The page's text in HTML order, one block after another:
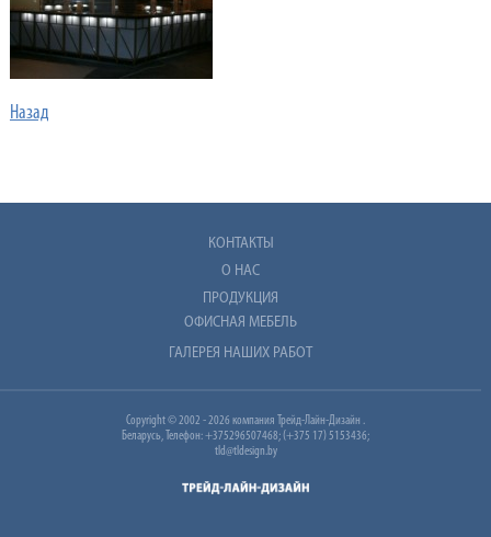
Назад
КОНТАКТЫ
О НАС
ПРОДУКЦИЯ
ОФИСНАЯ МЕБЕЛЬ
ГАЛЕРЕЯ НАШИХ РАБОТ
Copyright © 2002 - 2026 компания Трейд-Лайн-Дизайн .
Беларусь, Телефон: +375296507468; (+375 17) 5153436;
tld@tldesign.by